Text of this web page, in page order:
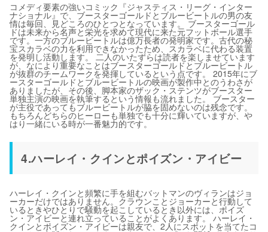
コメディ要素の強いコミック『ジャスティス・リーグ・インター
ナショナル』で、ブースターゴールドとブルービートルの男の友
情は毎回、見どころのひとつとなっています。 ブースターゴール
ドは未来から名声と栄光を求めて現代に来た元フットボール選手
です。一方のブルービートルは億万長者の発明家です。古代の秘
宝スカラベの力を利用できなかったため、スカラベに代わる装置
を発明し活動します。 二人のいたずらは読者を楽しませています
が、なにより重要なことはブースターゴールドとブルービートル
が抜群のチームワークを発揮しているという点です。 2015年にブ
ースターゴールドとブルービートルの映画が製作中とのうわさが
ありましたが、その後、脚本家のザック・ステンツがブースター
単独主演の映画を執筆するという情報も流れました。 ブースター
が主役であってもブルービートルが脇を固めないのは残念です。
もちろんどちらのヒーローも単独でも十分に輝いていますが、や
はり一緒にいる時が一番魅力的です。
4.ハーレイ・クインとポイズン・アイビー
ハーレイ・クインと頻繁に手を組むバットマンのヴィランはジョ
ーカーだけではありません。クラウンことジョーカーと行動して
いるときやひとりで騒動を起こしているとき以外には、ポイズ
ン・アイビーと連れ立っていることがよくあります。 ハーレイ・
クインとポイズン・アイビーは親友で、2人にスポットを当てたコ